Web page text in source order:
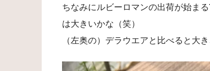
ちなみにルビーロマンの出荷が始まる
は大きいかな（笑）
（左奥の）デラウエアと比べると大